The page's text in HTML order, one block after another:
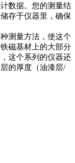
数据。您的测量结
存于仪器里，确保
测量方法，使这个
磁基材上的大部分
这个系列的仪器还
的厚度（油漆层/